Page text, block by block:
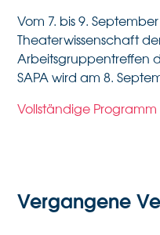
Vom 7. bis 9.
Theaterwissenschaft
Arbeitsgruppentreffen
SAPA wird am 8.
Vollständige
Vergangene